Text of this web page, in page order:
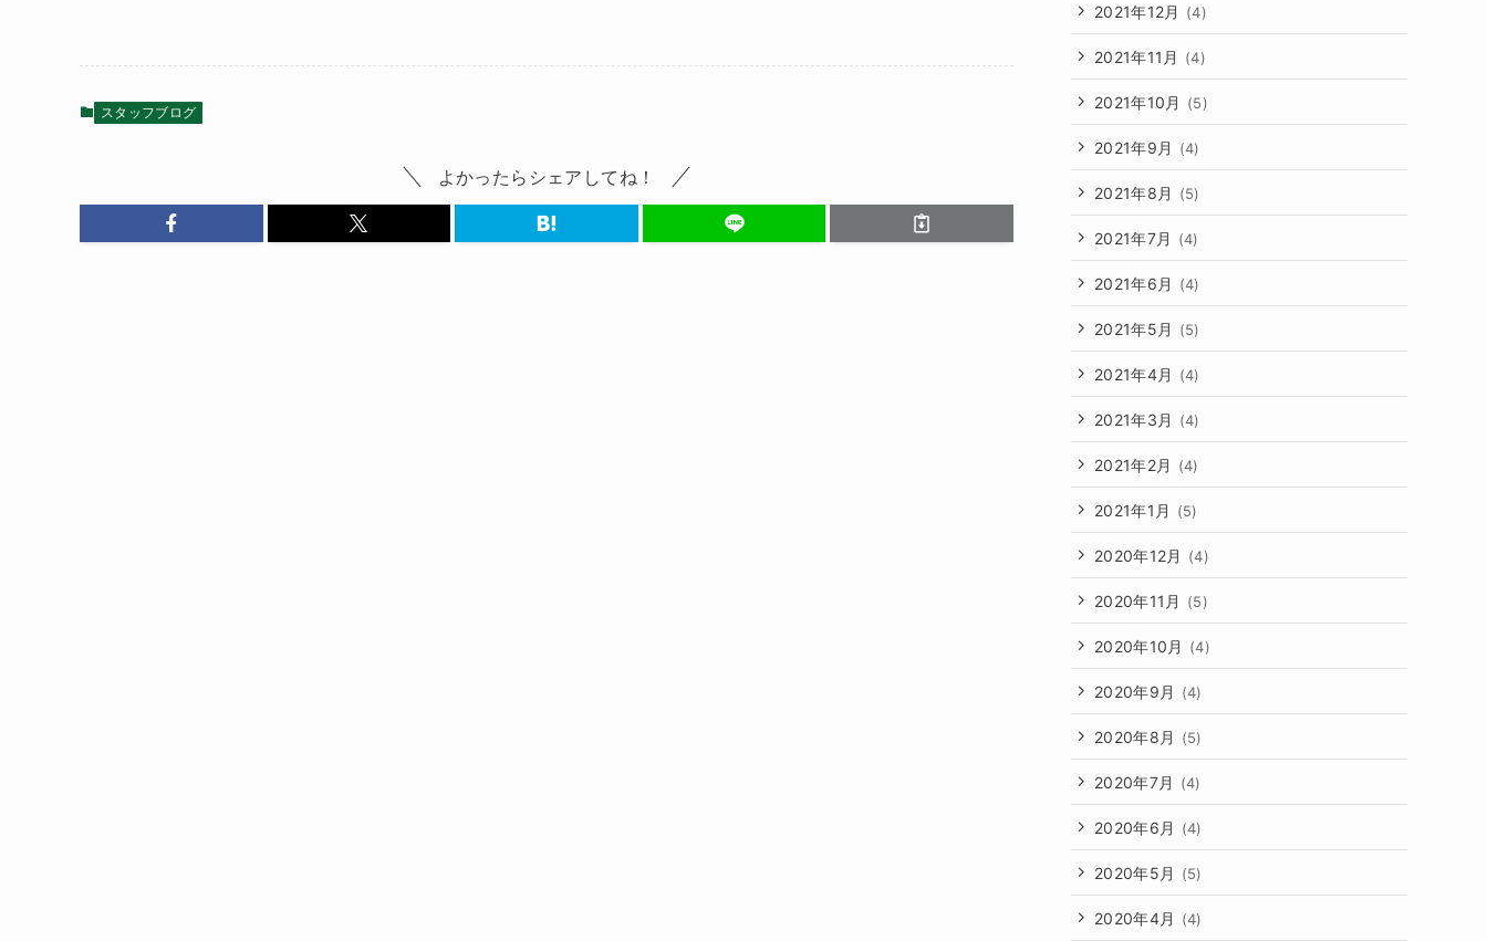
スタッフブログ
よかったらシェアしてね！
2021年12月 (4)
2021年11月 (4)
2021年10月 (5)
2021年9月 (4)
2021年8月 (5)
2021年7月 (4)
2021年6月 (4)
2021年5月 (5)
2021年4月 (4)
2021年3月 (4)
2021年2月 (4)
2021年1月 (5)
2020年12月 (4)
2020年11月 (5)
2020年10月 (4)
2020年9月 (4)
2020年8月 (5)
2020年7月 (4)
2020年6月 (4)
2020年5月 (5)
2020年4月 (4)